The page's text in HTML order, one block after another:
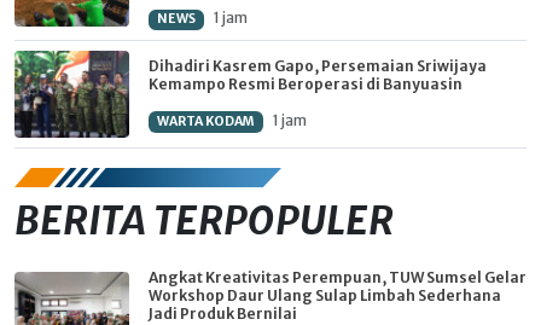
NEWS 1 jam
Dihadiri Kasrem Gapo, Persemaian Sriwijaya
Kemampo Resmi Beroperasi di Banyuasin
WARTA KODAM 1 jam
BERITA TERPOPULER
Angkat Kreativitas Perempuan, TUW Sumsel Gelar
Workshop Daur Ulang Sulap Limbah Sederhana
Jadi Produk Bernilai